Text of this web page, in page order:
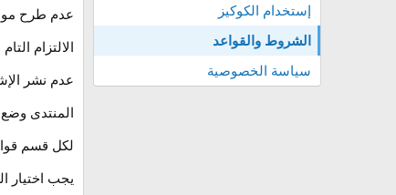
إستخدام الكوكيز
الشروط والقواعد
سياسة الخصوصية
عدم طرح
الالتزام
عدم نشر
المنتدى وضع
لكل قسم
يجب اختيار